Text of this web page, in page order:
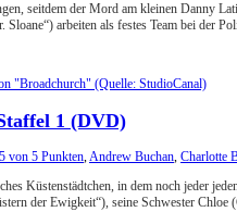
seitdem der Mord am kleinen Danny
arbeiten als festes Team bei der
1 (DVD)
von 5 Punkten,Andrew Buchan, Charlotte
Küstenstädtchen, in dem noch jeder
der Ewigkeit“), seine Schwester